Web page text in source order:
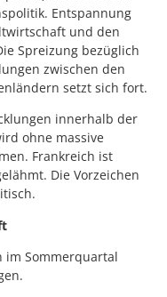
Entspannung
und den
Spreizung bezüglich
zwischen den
setzt sich fort.
innerhalb der
ohne massive
Frankreich ist
Die Vorzeichen
im Sommerquartal